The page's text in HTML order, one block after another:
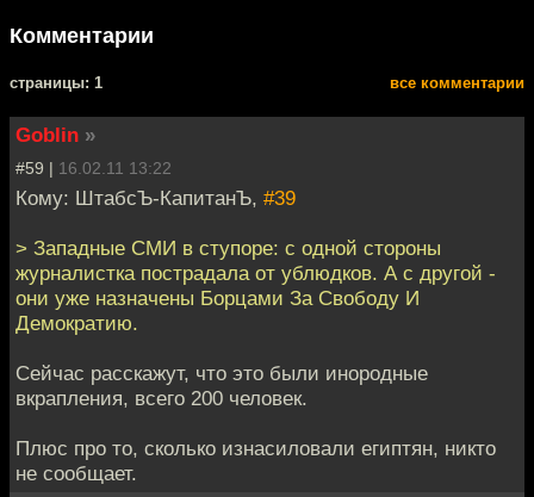
Комментарии
cтраницы: 1 все комментарии
Goblin »
#59 | 16.02.11 13:22
Кому: ШтабсЪ-КапитанЪ, #39
> Западные СМИ в ступоре: с одной стороны
журналистка пострадала от ублюдков. А с другой -
они уже назначены Борцами За Свободу И
Демократию.
Сейчас расскажут, что это были инородные
вкрапления, всего 200 человек.
Плюс про то, сколько изнасиловали египтян, никто
не сообщает.